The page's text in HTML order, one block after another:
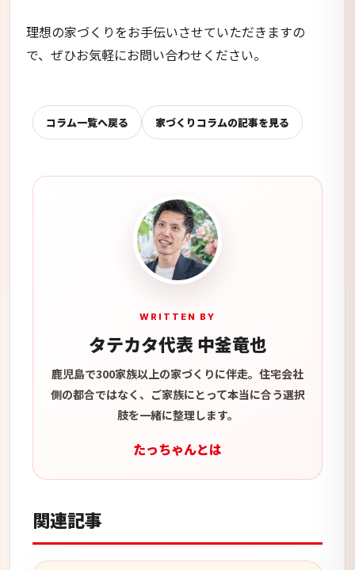
理想の家づくりをお手伝いさせていただきますの
で、ぜひお気軽にお問い合わせください。
コラム一覧へ戻る 家づくりコラムの記事を見る
WRITTEN BY
タテカタ代表 中釜竜也
鹿児島で300家族以上の家づくりに伴走。住宅会社
側の都合ではなく、ご家族にとって本当に合う選択
肢を一緒に整理します。
たっちゃんとは
関連記事